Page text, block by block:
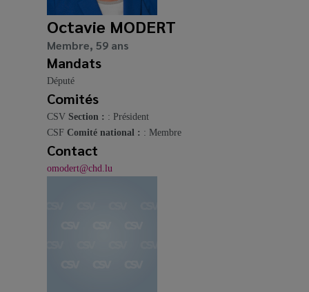
Octavie MODERT
Membre, 59 ans
Mandats
Député
Comités
CSV Section : : Président
CSF Comité national : : Membre
Contact
omodert@chd.lu